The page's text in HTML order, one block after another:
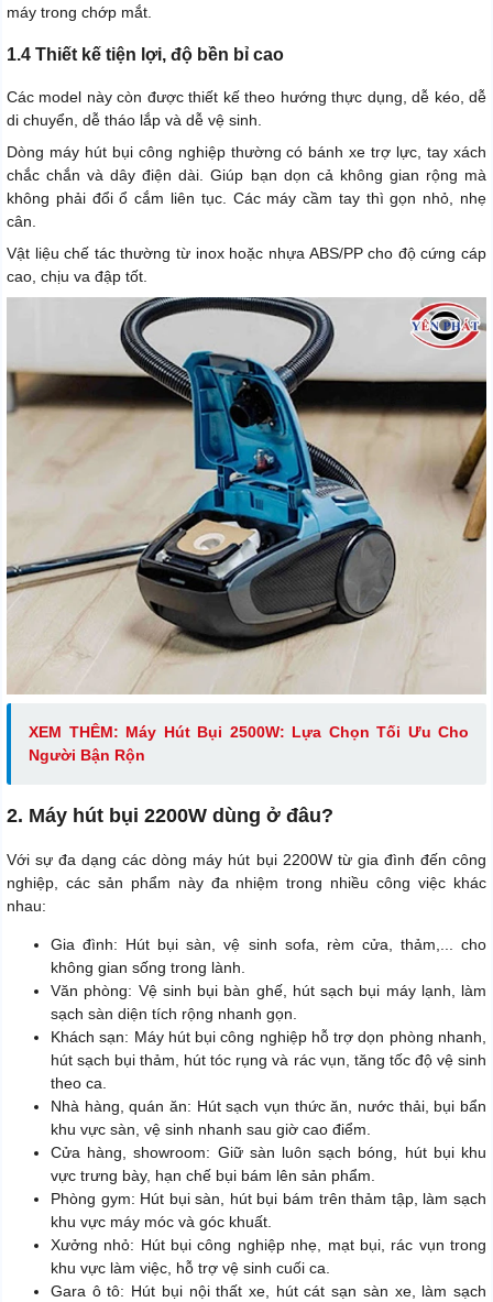
máy trong chớp mắt.
1.4 Thiết kế tiện lợi, độ bền bỉ cao
Các model này còn được thiết kế theo hướng thực dụng, dễ kéo, dễ
di chuyển, dễ tháo lắp và dễ vệ sinh.
Dòng máy hút bụi công nghiệp thường có bánh xe trợ lực, tay xách
chắc chắn và dây điện dài. Giúp bạn dọn cả không gian rộng mà
không phải đổi ổ cắm liên tục. Các máy cầm tay thì gọn nhỏ, nhẹ
cân.
Vật liệu chế tác thường từ inox hoặc nhựa ABS/PP cho độ cứng cáp
cao, chịu va đập tốt.
XEM THÊM: Máy Hút Bụi 2500W: Lựa Chọn Tối Ưu Cho
Người Bận Rộn
2. Máy hút bụi 2200W dùng ở đâu?
Với sự đa dạng các dòng máy hút bụi 2200W từ gia đình đến công
nghiệp, các sản phẩm này đa nhiệm trong nhiều công việc khác
nhau:
Gia đình: Hút bụi sàn, vệ sinh sofa, rèm cửa, thảm,... cho
không gian sống trong lành.
Văn phòng: Vệ sinh bụi bàn ghế, hút sạch bụi máy lạnh, làm
sạch sàn diện tích rộng nhanh gọn.
Khách sạn: Máy hút bụi công nghiệp hỗ trợ dọn phòng nhanh,
hút sạch bụi thảm, hút tóc rụng và rác vụn, tăng tốc độ vệ sinh
theo ca.
Nhà hàng, quán ăn: Hút sạch vụn thức ăn, nước thải, bụi bẩn
khu vực sàn, vệ sinh nhanh sau giờ cao điểm.
Cửa hàng, showroom: Giữ sàn luôn sạch bóng, hút bụi khu
vực trưng bày, hạn chế bụi bám lên sản phẩm.
Phòng gym: Hút bụi sàn, hút bụi bám trên thảm tập, làm sạch
khu vực máy móc và góc khuất.
Xưởng nhỏ: Hút bụi công nghiệp nhẹ, mạt bụi, rác vụn trong
khu vực làm việc, hỗ trợ vệ sinh cuối ca.
Gara ô tô: Hút bụi nội thất xe, hút cát sạn sàn xe, làm sạch